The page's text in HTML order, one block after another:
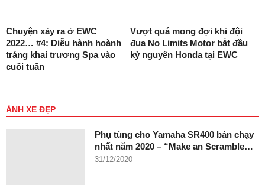
Chuyện xảy ra ở EWC
2022… #4: Diễu hành hoành
tráng khai trương Spa vào
cuối tuần
Vượt quá mong đợi khi đội
đua No Limits Motor bắt đầu
kỷ nguyên Honda tại EWC
ẢNH XE ĐẸP
Phụ tùng cho Yamaha SR400 bán chạy
nhất năm 2020 – “Make an Scramble…
31/12/2020